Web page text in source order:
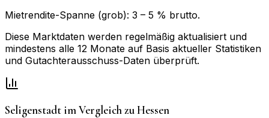
Mietrendite-Spanne (grob): 3 – 5 % brutto.
Diese Marktdaten werden regelmäßig aktualisiert und
mindestens alle 12 Monate auf Basis aktueller Statistiken
und Gutachterausschuss-Daten überprüft.
Seligenstadt im Vergleich zuHessen